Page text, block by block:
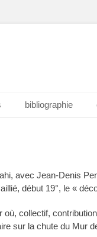
en 1968.
bibliographie
avec Jean-Denis
début 19°, le «
où, collectif,
sur la chute du Mur